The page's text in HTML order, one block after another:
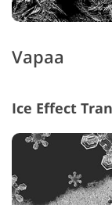
Vapaa
Ice Effect